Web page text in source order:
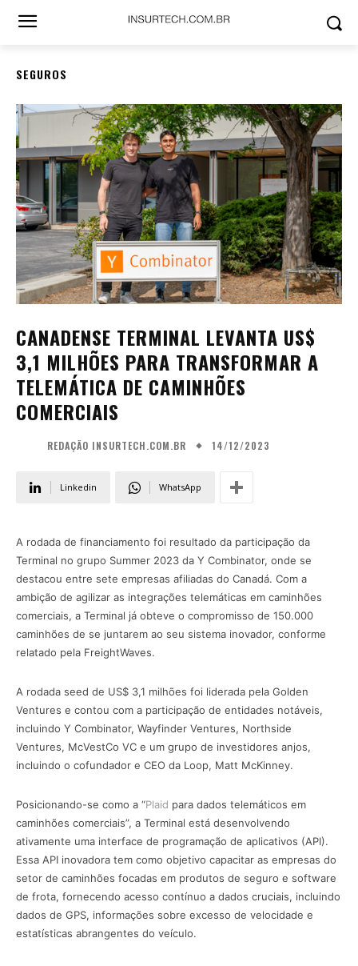
SEGUROS
CANADENSE TERMINAL LEVANTA US$
3,1 MILHÕES PARA TRANSFORMAR A
TELEMÁTICA DE CAMINHÕES
COMERCIAIS
REDAÇÃO INSURTECH.COM.BR 14/12/2023
Linkedin WhatsApp
A rodada de financiamento foi resultado da participação da
Terminal no grupo Summer 2023 da Y Combinator, onde se
destacou entre sete empresas afiliadas do Canadá. Com a
ambição de agilizar as integrações telemáticas em caminhões
comerciais, a Terminal já obteve o compromisso de 150.000
caminhões de se juntarem ao seu sistema inovador, conforme
relatado pela FreightWaves.
A rodada seed de US$ 3,1 milhões foi liderada pela Golden
Ventures e contou com a participação de entidades notáveis,
incluindo Y Combinator, Wayfinder Ventures, Northside
Ventures, McVestCo VC e um grupo de investidores anjos,
incluindo o cofundador e CEO da Loop, Matt McKinney.
Posicionando-se como a “Plaid para dados telemáticos em
caminhões comerciais”, a Terminal está desenvolvendo
ativamente uma interface de programação de aplicativos (API).
Essa API inovadora tem como objetivo capacitar as empresas do
setor de caminhões focadas em produtos de seguro e software
de frota, fornecendo acesso contínuo a dados cruciais, incluindo
dados de GPS, informações sobre excesso de velocidade e
estatísticas abrangentes do veículo.